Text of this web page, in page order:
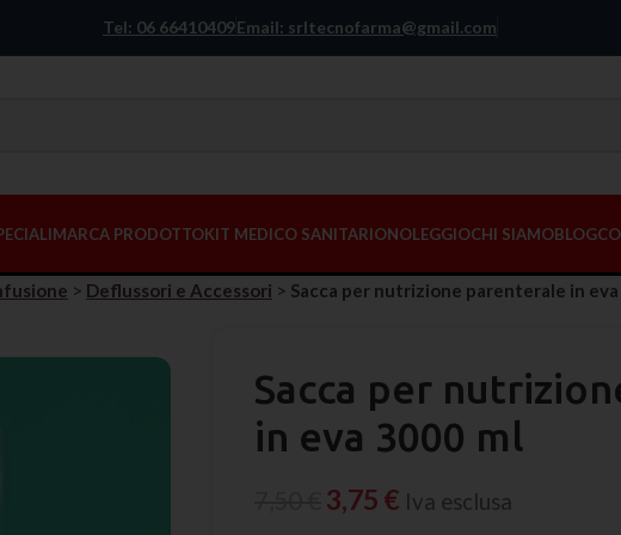
Tel: 06 66410409Email: srltecnofarma@gmail.com
MARCA PRODOTTOKIT MEDICO SANITARIONOLEGGIOCHI SIAMOBLOG
> Deflussori e Accessori > Sacca per nutrizione parenterale in eva
Sacca per
in eva 3000 ml
3,75 € Iva esclusa